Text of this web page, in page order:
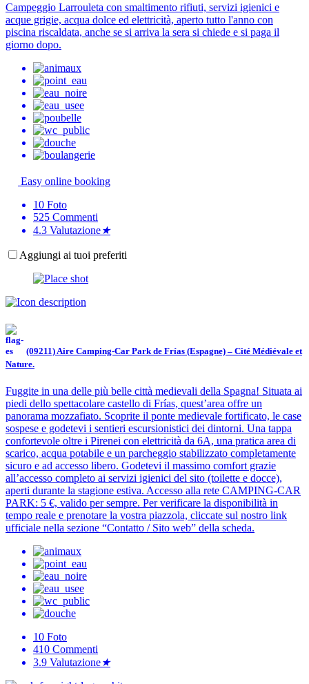
Campeggio Larrouleta con smaltimento rifiuti, servizi igienici e
acque grigie, acqua dolce ed elettricità, aperto tutto l'anno con
piscina riscaldata, anche se si arriva la sera si chiede e si paga il
giorno dopo.
Easy online booking
10 Foto
525 Commenti
4.3 Valutazione★
Aggiungi ai tuoi preferiti
(09211) Aire Camping-Car Park de Frías (Espagne) – Cité Médiévale et
Nature.
Fuggite in una delle più belle città medievali della Spagna! Situata ai
piedi dello spettacolare castello di Frías, quest’area offre un
panorama mozzafiato. Scoprite il ponte medievale fortificato, le case
sospese e godetevi i sentieri escursionistici dei dintorni. Una tappa
confortevole oltre i Pirenei con elettricità da 6A, una pratica area di
scarico, acqua potabile e un parcheggio stabilizzato completamente
sicuro e ad accesso libero. Godetevi il massimo comfort grazie
all’accesso completo ai servizi igienici del sito (toilette e docce),
aperti durante la stagione estiva. Accesso alla rete CAMPING-CAR
PARK: 5 €, valido per sempre. Per verificare la disponibilità in
tempo reale e prenotare la vostra piazzola, cliccate sul nostro link
ufficiale nella sezione “Contatto / Sito web” della scheda.
10 Foto
410 Commenti
3.9 Valutazione★